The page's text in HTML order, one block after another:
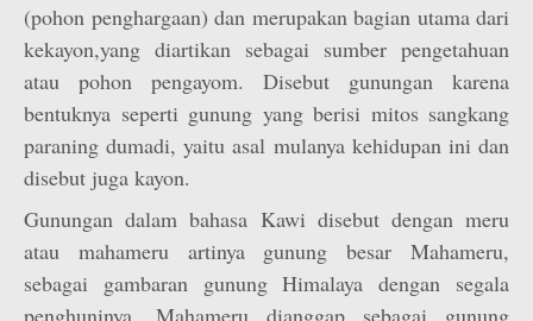
(pohon penghargaan) dan merupakan bagian utama dari
kekayon,yang diartikan sebagai sumber pengetahuan
atau pohon pengayom. Disebut gunungan karena
bentuknya seperti gunung yang berisi mitos sangkang
paraning dumadi, yaitu asal mulanya kehidupan ini dan
disebut juga kayon.
Gunungan dalam bahasa Kawi disebut dengan meru
atau mahameru artinya gunung besar Mahameru,
sebagai gambaran gunung Himalaya dengan segala
penghuninya. Mahameru dianggap sebagai gunung